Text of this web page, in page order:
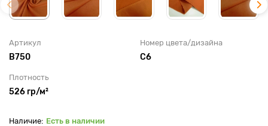
Артикул
B750
Номер цвета/дизайна
С6
Плотность
526 гр/м²
Есть в наличии